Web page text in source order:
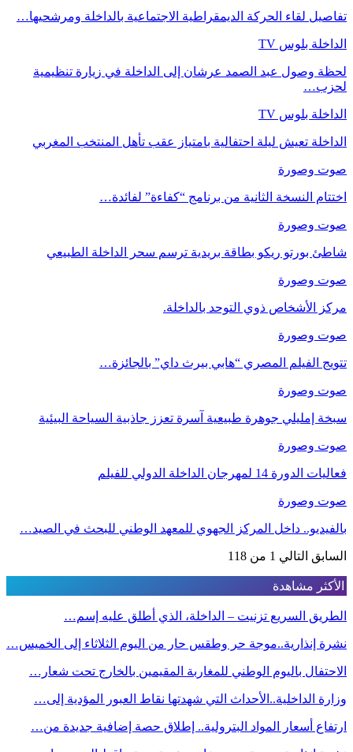
تفاصيل لقاء الحركة الديمقراطية الاجتماعية بالداخلة ومرشحيها…
الداخلة بلوس TV
لحظة وصول عبد الصمد عرشان إلى الداخلة في زيارة تنظيمية
لحزب…
الداخلة بلوس TV
الداخلة تعيش ليلة احتفالية بامتياز عقب تأهل المنتخب المغربي
صوت وصورة
اختتام النسخة الثانية من برنامج “كفاءة” لفائدة…
صوت وصورة
شاطئ بورتو ريكو بطاقة بريدية ترسم سحر الداخلة الطبيعي
صوت وصورة
مركز الأشخاص ذوي التوحد بالداخلة.
صوت وصورة
تتويج الفيلم المصري “هابي بيرث داي” بالجائزة…
صوت وصورة
سبخة إمليلي جوهرة طبيعية آسرة تعزز جاذبية السياحة البيئية
صوت وصورة
فعاليات الدورة 14 لمهرجان الداخلة الدولي للفيلم
صوت وصورة
بالفيديو.. داخل المركز الجهوي للمعهد الوطني للبحث في الصيد…
السابق التالي 1 من 118
الأكثر مشاهدة
الطريق السريع تزنيت – الداخلة، الذي أطلق عليه إسم…
نشرة إنذارية..موجة حر وطقس حار من اليوم الثلاثاء إلى الخميس…
الاحتفال باليوم الوطني للمغاربة المقيمين بالخارج تحت شعار…
وزارة الداخلية..الأحداث التي شهدتها نقاط العبور المؤدية إلى…
ارتفاع أسعار المواد البترولية.. إطلاق حصة إضافية جديدة من…